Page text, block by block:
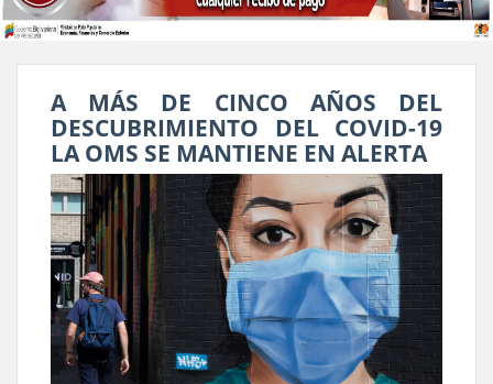
A MÁS DE CINCO AÑOS DEL
DESCUBRIMIENTO DEL COVID-19
LA OMS SE MANTIENE EN ALERTA